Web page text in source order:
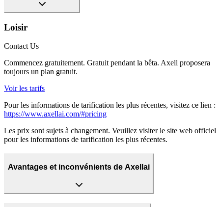
Loisir
Contact Us
Commencez gratuitement. Gratuit pendant la bêta. Axell proposera
toujours un plan gratuit.
Voir les tarifs
Pour les informations de tarification les plus récentes, visitez ce lien :
https://www.axellai.com/#pricing
Les prix sont sujets à changement. Veuillez visiter le site web officiel
pour les informations de tarification les plus récentes.
Avantages et inconvénients de Axellai